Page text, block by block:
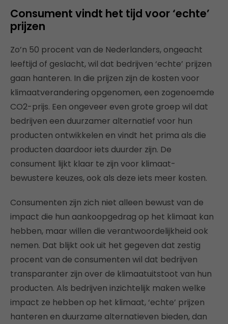
Consument vindt het tijd voor ‘echte’
prijzen
Zo’n 50 procent van de Nederlanders, ongeacht
leeftijd of geslacht, wil dat bedrijven ‘echte’ prijzen
gaan hanteren. In die prijzen zijn de kosten voor
klimaatverandering opgenomen, een zogenoemde
CO2-prijs. Een ongeveer even grote groep wil dat
bedrijven een duurzamer alternatief voor hun
producten ontwikkelen en vindt het prima als die
producten daardoor iets duurder zijn. De
consument lijkt klaar te zijn voor klimaat-
bewustere keuzes, ook als deze iets meer kosten.
Consumenten zijn zich niet alleen bewust van de
impact die hun aankoopgedrag op het klimaat kan
hebben, maar willen die verantwoordelijkheid ook
nemen. Dat blijkt ook uit het gegeven dat zestig
procent van de consumenten wil dat bedrijven
transparanter zijn over de klimaatuitstoot van hun
producten. Als bedrijven inzichtelijk maken welke
impact ze hebben op het klimaat, ‘echte’ prijzen
hanteren en duurzame alternatieven bieden, dan